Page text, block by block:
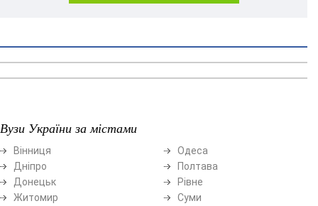
Вузи України за містами
Вінниця
Дніпро
Донецьк
Житомир
Одеса
Полтава
Рівне
Суми